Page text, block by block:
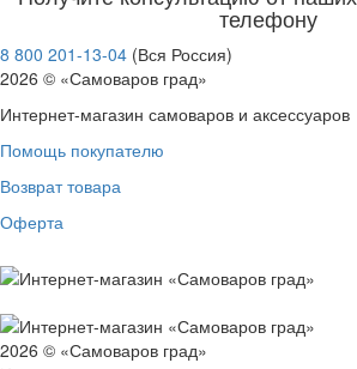
телефону
8 800 201-13-04 (Вся Россия)
2026 © «Самоваров град»
Интернет-магазин самоваров и аксессуаров
Помощь покупателю
Возврат товара
Оферта
2026 © «Самоваров град»